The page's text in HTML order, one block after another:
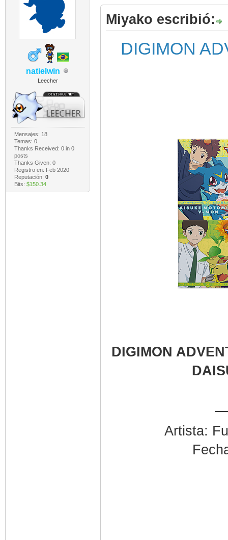
natielwin
Leecher
Mensajes: 18
Temas: 0
Thanks Received: 0in 0
posts
Thanks Given: 0
Registro en: Feb 2020
Reputación: 0
Bits: $150.34
Miyako escribió:
DIGIMON
DIGIMON
—
Artista: